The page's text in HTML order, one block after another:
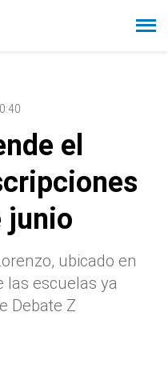
el
junio
ubicado en
las escuelas ya
Debate Z